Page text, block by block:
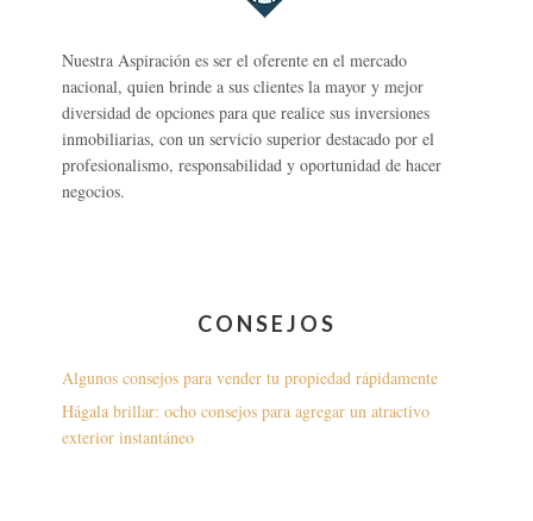
Nuestra Aspiración es ser el oferente en el mercado
nacional, quien brinde a sus clientes la mayor y mejor
diversidad de opciones para que realice sus inversiones
inmobiliarias, con un servicio superior destacado por el
profesionalismo, responsabilidad y oportunidad de hacer
negocios.
CONSEJOS
Algunos consejos para vender tu propiedad rápidamente
Hágala brillar: ocho consejos para agregar un atractivo
exterior instantáneo